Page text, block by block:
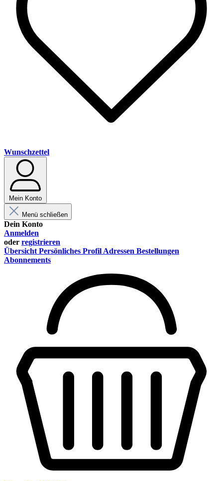
Wunschzettel
Mein Konto
Menü schließen
Dein Konto
Anmelden
oder registrieren
Übersicht Persönliches Profil Adressen Bestellungen
Abonnements